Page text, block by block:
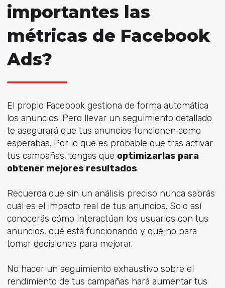
importantes las
métricas de Facebook
Ads?
El propio Facebook gestiona de forma automática
los anuncios. Pero llevar un seguimiento detallado
te asegurará que tus anuncios funcionen como
esperabas. Por lo que es probable que tras activar
tus campañas, tengas que optimizarlas para
obtener mejores resultados.
Recuerda que sin un análisis preciso nunca sabrás
cuál es el impacto real de tus anuncios. Solo así
conocerás cómo interactúan los usuarios con tus
anuncios, qué está funcionando y qué no para
tomar decisiones para mejorar.
No hacer un seguimiento exhaustivo sobre el
rendimiento de tus campañas hará aumentar tus